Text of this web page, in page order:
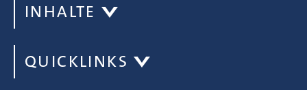
INHALTE
QUICKLINKS